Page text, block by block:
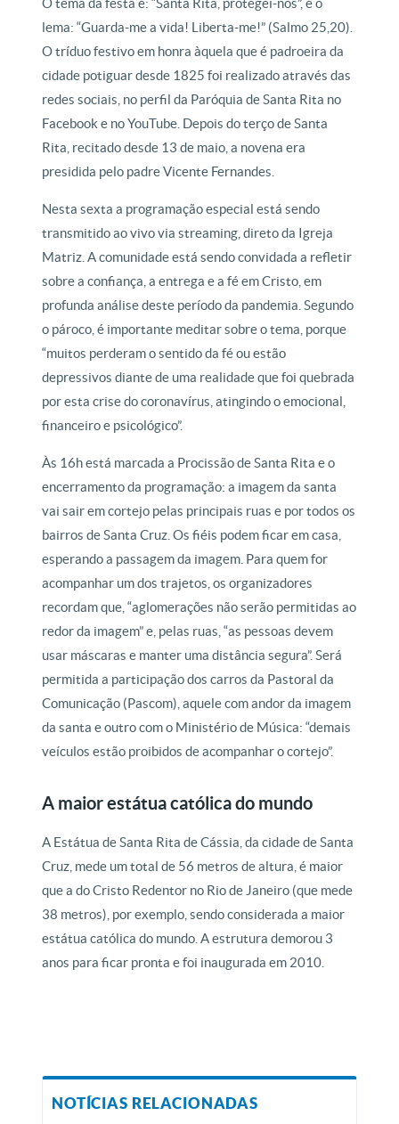
O tema da festa é: “Santa Rita, protegei-nos”, e o
lema: “Guarda-me a vida! Liberta-me!” (Salmo 25,20).
O tríduo festivo em honra àquela que é padroeira da
cidade potiguar desde 1825 foi realizado através das
redes sociais, no perfil da Paróquia de Santa Rita no
Facebook e no YouTube. Depois do terço de Santa
Rita, recitado desde 13 de maio, a novena era
presidida pelo padre Vicente Fernandes.
Nesta sexta a programação especial está sendo
transmitido ao vivo via streaming, direto da Igreja
Matriz. A comunidade está sendo convidada a refletir
sobre a confiança, a entrega e a fé em Cristo, em
profunda análise deste período da pandemia. Segundo
o pároco, é importante meditar sobre o tema, porque
“muitos perderam o sentido da fé ou estão
depressivos diante de uma realidade que foi quebrada
por esta crise do coronavírus, atingindo o emocional,
financeiro e psicológico”.
Às 16h está marcada a Procissão de Santa Rita e o
encerramento da programação: a imagem da santa
vai sair em cortejo pelas principais ruas e por todos os
bairros de Santa Cruz. Os fiéis podem ficar em casa,
esperando a passagem da imagem. Para quem for
acompanhar um dos trajetos, os organizadores
recordam que, “aglomerações não serão permitidas ao
redor da imagem” e, pelas ruas, “as pessoas devem
usar máscaras e manter uma distância segura”. Será
permitida a participação dos carros da Pastoral da
Comunicação (Pascom), aquele com andor da imagem
da santa e outro com o Ministério de Música: “demais
veículos estão proibidos de acompanhar o cortejo”.
A maior estátua católica do mundo
A Estátua de Santa Rita de Cássia, da cidade de Santa
Cruz, mede um total de 56 metros de altura, é maior
que a do Cristo Redentor no Rio de Janeiro (que mede
38 metros), por exemplo, sendo considerada a maior
estátua católica do mundo. A estrutura demorou 3
anos para ficar pronta e foi inaugurada em 2010.
NOTÍCIAS RELACIONADAS